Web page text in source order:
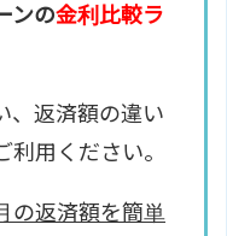
ンの金利比較ラ
、返済額の違い
用ください。
の返済額を簡単